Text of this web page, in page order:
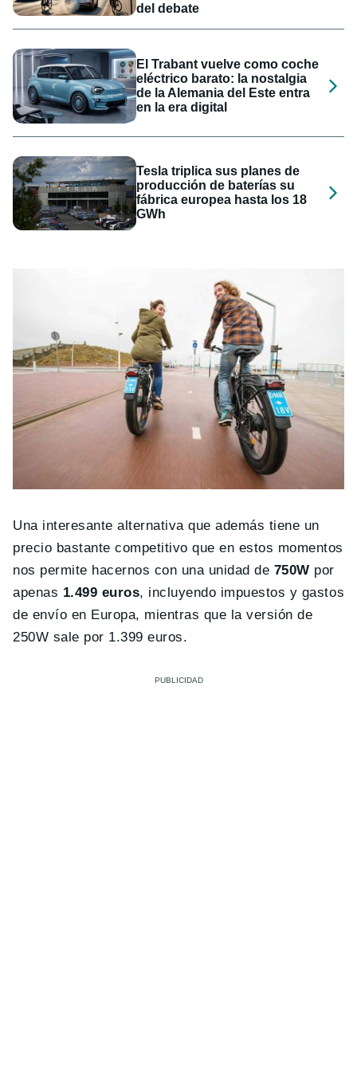
del debate
El Trabant vuelve como coche
eléctrico barato: la nostalgia
de la Alemania del Este entra
en la era digital
Tesla triplica sus planes de
producción de baterías su
fábrica europea hasta los 18
GWh
Una interesante alternativa que además tiene un
precio bastante competitivo que en estos momentos
nos permite hacernos con una unidad de 750W por
apenas 1.499 euros, incluyendo impuestos y gastos
de envío en Europa, mientras que la versión de
250W sale por 1.399 euros.